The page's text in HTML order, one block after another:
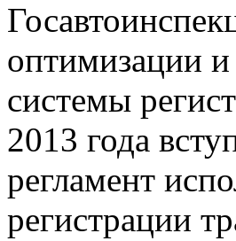
оптимизации
системы
2013 года
регламент
регистрации